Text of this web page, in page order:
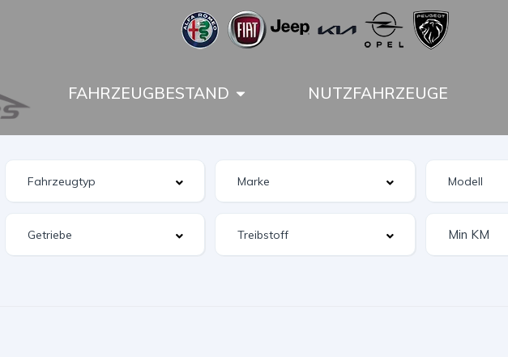
FAHRZEUGBESTAND NUTZFAHRZEUGE